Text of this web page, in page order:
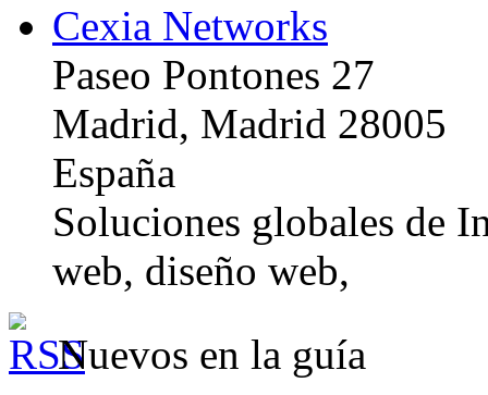
Cexia Networks
Paseo Pontones 27
Madrid, Madrid 28005
España
Soluciones globales de
web, diseño web,
Nuevos en la guía